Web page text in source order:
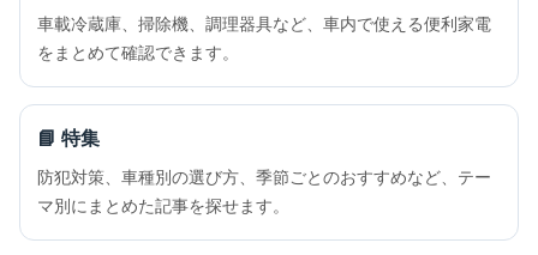
車載冷蔵庫、掃除機、調理器具など、車内で使える便利家電
をまとめて確認できます。
📘 特集
防犯対策、車種別の選び方、季節ごとのおすすめなど、テー
マ別にまとめた記事を探せます。